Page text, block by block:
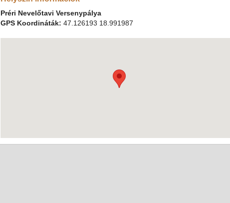
Préri Nevelőtavi Versenypálya
GPS Koordináták: 47.126193 18.991987